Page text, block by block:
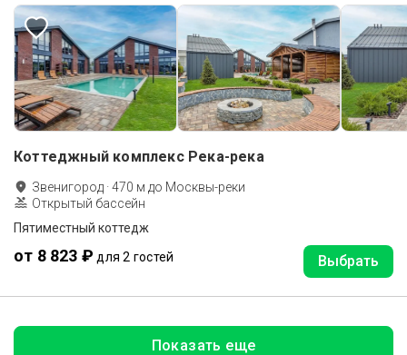
Коттеджный комплекс Река-река
Звенигород ·470 м до Москвы-реки
Открытый бассейн
Пятиместный коттедж
от 8 823 ₽ для 2 гостей Выбрать
Показать еще